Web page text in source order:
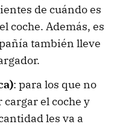
de cuándo es
coche. Además, es
también lleve
: para los que no
cargar el coche y
les va a